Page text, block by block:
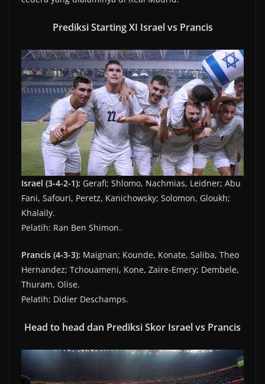
Prediksi Starting XI Israel vs Prancis
Israel (3-4-2-1): Gerafi; Shlomo, Nachmias, Leidner; Abu
Fani, Safouri, Peretz, Kanichowsky; Solomon, Gloukh;
Khalaily.
Pelatih: Ran Ben Shimon.
Prancis (4-3-3): Maignan; Kounde, Konate, Saliba, Theo
Hernandez; Tchouameni, Kone, Zaire-Emery; Dembele,
Thuram, Olise.
Pelatih: Didier Deschamps.
Head to head dan Prediksi Skor Israel vs Prancis